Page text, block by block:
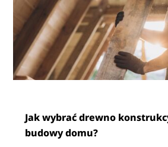
Jak wybrać drewno
budowy domu?